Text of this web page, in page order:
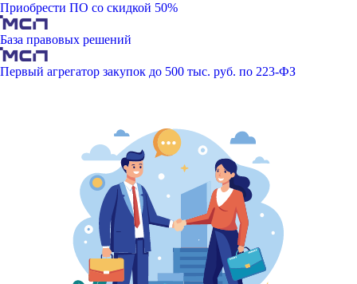
Приобрести ПО со скидкой 50%
База правовых решений
Первый агрегатор закупок до 500 тыс. руб. по 223-ФЗ